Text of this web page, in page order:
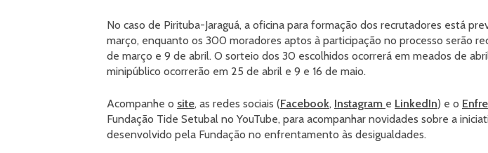
No caso de Pirituba-Jaraguá, a oficina para formação dos recrutadores está
março, enquanto os 300 moradores aptos à participação no processo serão
de março e 9 de abril. O sorteio dos 30 escolhidos ocorrerá em meados de
minipúblico ocorrerão em 25 de abril e 9 e 16 de maio.
Acompanhe o site, as redes sociais (Facebook, Instagram e LinkedIn) e o
Fundação Tide Setubal no YouTube, para acompanhar novidades sobre a
desenvolvido pela Fundação no enfrentamento às desigualdades.